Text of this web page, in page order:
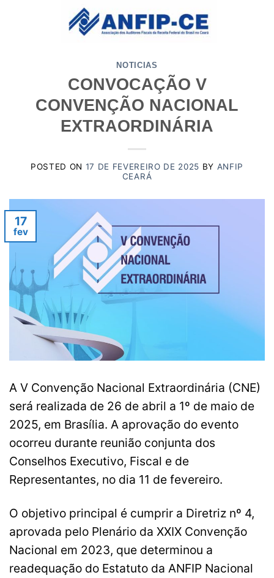
NOTICIAS
CONVOCAÇÃO V
CONVENÇÃO NACIONAL
EXTRAORDINÁRIA
POSTED ON 17 DE FEVEREIRO DE 2025 BY ANFIP
CEARÁ
17
fev
A V Convenção Nacional Extraordinária (CNE)
será realizada de 26 de abril a 1º de maio de
2025, em Brasília. A aprovação do evento
ocorreu durante reunião conjunta dos
Conselhos Executivo, Fiscal e de
Representantes, no dia 11 de fevereiro.
O objetivo principal é cumprir a Diretriz nº 4,
aprovada pelo Plenário da XXIX Convenção
Nacional em 2023, que determinou a
readequação do Estatuto da ANFIP Nacional